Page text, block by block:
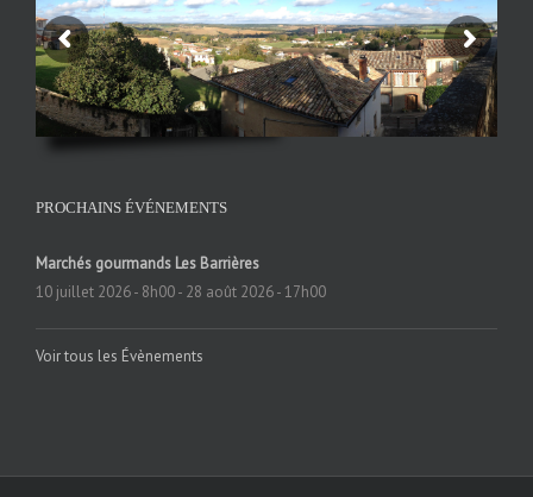
PROCHAINS ÉVÉNEMENTS
Marchés gourmands Les Barrières
10 juillet 2026 - 8h00- 28 août 2026 - 17h00
Voir tous les Évènements